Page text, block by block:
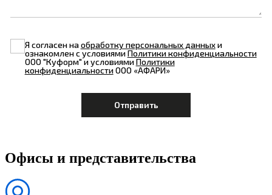
Я согласен наобработку персональных данныхи
ознакомлен с условиямиПолитики конфиденциальности
ООО "Куформ" и условиямиПолитики
конфиденциальностиООО «АФАРИ»
Офисы и представительства